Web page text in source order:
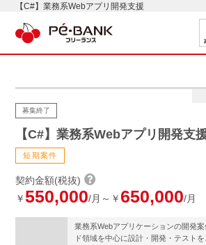
【C#】業務系Webアプリ開発支援
募集終了
【C#】業務系Webアプリ開発支
短期案件
契約金額(税抜)
￥550,000/月～￥ 650,000/月
業務系Webアプリケーションの開発
ド領域を中心に設計・開発・テスト